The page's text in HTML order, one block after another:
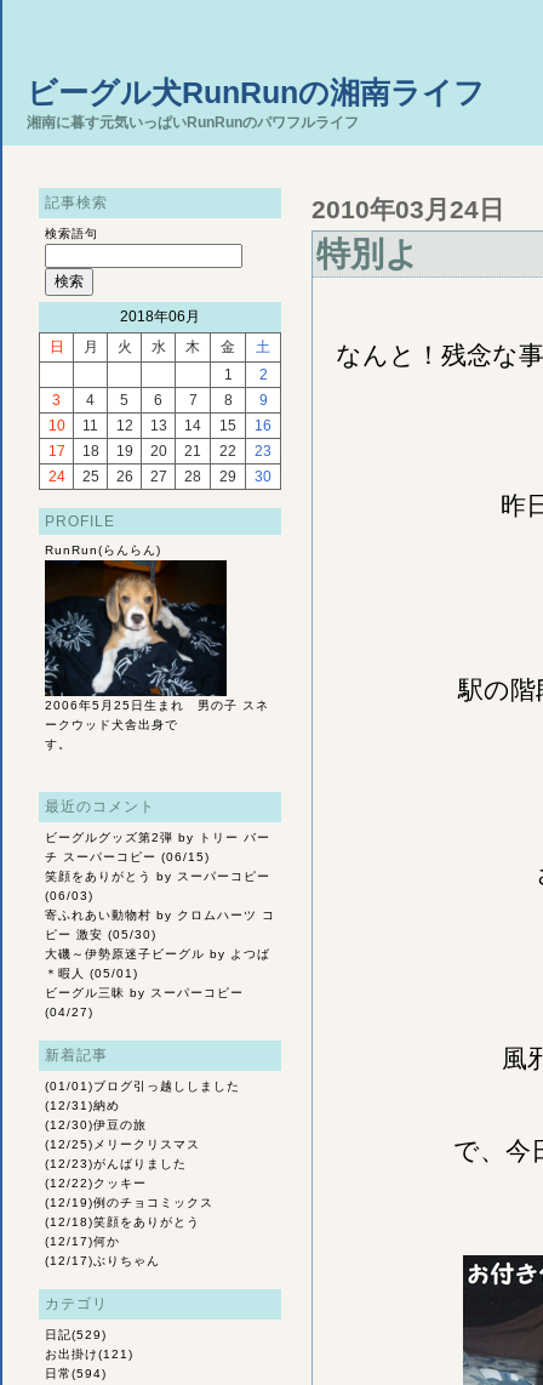
ビーグル犬RunRunの湘南ライフ
湘南に暮す元気いっぱいRunRunのパワフルライフ
記事検索
検索語句
2018年06月
日
月 火 水 木 金
土
1
2
3
4 5 6 7 8
9
10
11 12 13 14 15
16
17
18 19 20 21 22
23
24
25 26 27 28 29 30
PROFILE
RunRun(らんらん)
2006年5月25日生まれ 男の子 スネ
ークウッド犬舎出身で
す。
最近のコメント
ビーグルグッズ第2弾 by トリー バー
チ スーパーコピー (06/15)
笑顔をありがとう
by スーパーコピー
(06/03)
寄ふれあい動物村 by クロムハーツ コ
ピー 激安 (05/30)
大磯～伊勢原迷子ビーグル by よつば
＊暇人 (05/01)
ビーグル三昧 by スーパーコピー
(04/27)
新着記事
(01/01)ブログ引っ越ししました
(12/31)納め
(12/30)伊豆の旅
(12/25) メリークリスマス
(12/23)がんばりました
(12/22)クッキー
(12/19)例のチョコミックス
(12/18)笑顔をありがとう
(12/17)何か
(12/17) ぶりちゃん
カテゴリ
日記(529)
お出掛け(121)
日常(594)
2010年03月24日
特別よ
なんと！残念な
昨
駅の
風
で、今